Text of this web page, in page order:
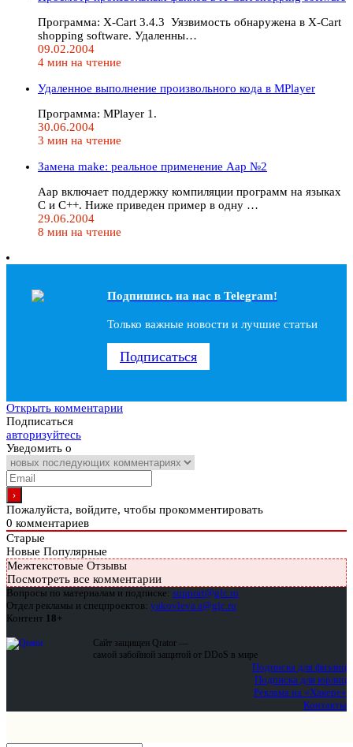
Программа: X-Cart 3.4.3 Уязвимость обнаружена в X-Cart
shopping software. Удаленны…
09.02.2004
4 мин на чтение
Удаленное выполнение произвольного кода в MPlayer
Программа: MPlayer 1.
30.06.2004
3 мин на чтение
Замена make: реальное применение Aap №2
Aap включает поддержку компиляции программ на языках
C и C++. Ниже приведен пример в одну …
29.06.2004
8 мин на чтение
Подпишись на наc в Telegram!
Только важные новости и лучшие статьи
Подписаться
Открыть комментарии
Подписаться
авторизуйтесь
Уведомить о
Пожалуйста, войдите, чтобы прокомментировать
0 комментариев
Старые
Новые Популярные
Межтекстовые Отзывы
Посмотреть все комментарии
Вопросы по материалам и подписке: support@glc.ru
Отдел рекламы и спецпроектов: yakovleva.a@glc.ru
Контент 18+
Сайт защищен Qrator —
самой забойной защитой от DDoS в мире
Подписка для физлиц
Подписка для юрлиц
Реклама на «Хакере»
Контакты